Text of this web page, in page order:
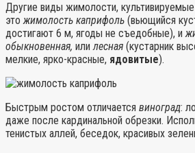
Другие виды жимолости,
этожимолость каприфоль (вьющийся
достигают 6 м, ягоды не съедобные), и
обыкновенная, илилесная (кустарник
мелкие, ярко-красные, ядовитые).
Быстрым ростом отличается виноград:
даже после кардинальной обрезки.
тенистых аллей, беседок, красивых